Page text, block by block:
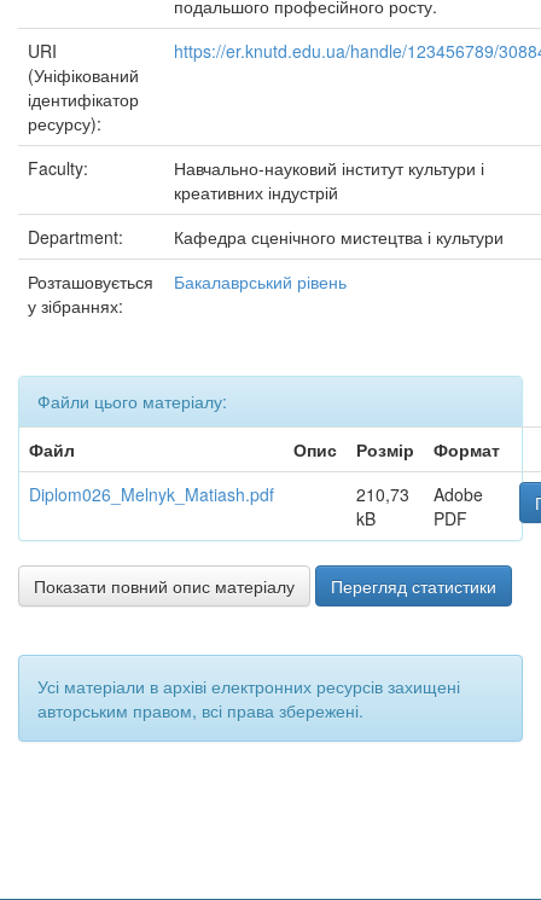
подальшого професійного росту.
URI
(Уніфікований
ідентифікатор
ресурсу):
https://er.knutd.edu.ua/handle/123456789/
Faculty:
Навчально-науковий інститут культури і
креативних індустрій
Department:
Кафедра сценічного мистецтва і культури
Розташовується
у зібраннях:
Бакалаврський рівень
Файли цього матеріалу:
Файл
Опис Розмір
Формат
Diplom026_Melnyk_Matiash.pdf
210,73
kB
Adobe
PDF
Показати повний опис матеріалу Перегляд статистики
Усі матеріали в архіві електронних ресурсів захищені
авторським правом, всі права збережені.